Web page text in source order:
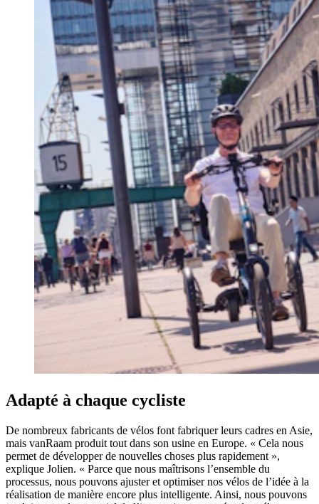
Adapté à chaque cycliste
De nombreux fabricants de vélos font fabriquer leurs cadres en Asie,
mais vanRaam produit tout dans son usine en Europe. « Cela nous
permet de développer de nouvelles choses plus rapidement »,
explique Jolien. « Parce que nous maîtrisons l’ensemble du
processus, nous pouvons ajuster et optimiser nos vélos de l’idée à la
réalisation de manière encore plus intelligente. Ainsi, nous pouvons